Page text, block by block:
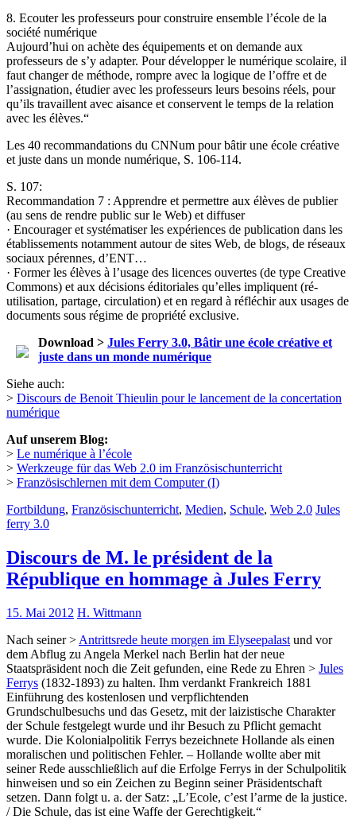
8. Ecouter les professeurs pour construire ensemble l’école de la
société numérique
Aujourd’hui on achète des équipements et on demande aux
professeurs de s’y adapter. Pour développer le numérique scolaire, il
faut changer de méthode, rompre avec la logique de l’offre et de
l’assignation, étudier avec les professeurs leurs besoins réels, pour
qu’ils travaillent avec aisance et conservent le temps de la relation
avec les élèves.“
Les 40 recommandations du CNNum pour bâtir une école créative
et juste dans un monde numérique, S. 106-114.
S. 107:
Recommandation 7 : Apprendre et permettre aux élèves de publier
(au sens de rendre public sur le Web) et diffuser
· Encourager et systématiser les expériences de publication dans les
établissements notamment autour de sites Web, de blogs, de réseaux
sociaux pérennes, d’ENT…
· Former les élèves à l’usage des licences ouvertes (de type Creative
Commons) et aux décisions éditoriales qu’elles impliquent (ré-
utilisation, partage, circulation) et en regard à réfléchir aux usages de
documents sous régime de propriété exclusive.
Download > Jules Ferry 3.0, Bâtir une école créative et
juste dans un monde numérique
Siehe auch:
> Discours de Benoit Thieulin pour le lancement de la concertation
numérique
Auf unserem Blog:
> Le numérique à l’école
> Werkzeuge für das Web 2.0 im Französischunterricht
> Französischlernen mit dem Computer (I)
Fortbildung, Französischunterricht, Medien, Schule, Web 2.0 Jules
ferry 3.0
Discours de M. le président de la
République en hommage à Jules Ferry
15. Mai 2012 H. Wittmann
Nach seiner > Antrittsrede heute morgen im Elyseepalast und vor
dem Abflug zu Angela Merkel nach Berlin hat der neue
Staatspräsident noch die Zeit gefunden, eine Rede zu Ehren > Jules
Ferrys (1832-1893) zu halten. Ihm verdankt Frankreich 1881
Einführung des kostenlosen und verpflichtenden
Grundschulbesuchs und das Gesetz, mit der laizistische Charakter
der Schule festgelegt wurde und ihr Besuch zu Pflicht gemacht
wurde. Die Kolonialpolitik Ferrys bezeichnete Hollande als einen
moralischen und politischen Fehler. – Hollande wollte aber mit
seiner Rede ausschließlich auf die Erfolge Ferrys in der Schulpolitik
hinweisen und so ein Zeichen zu Beginn seiner Präsidentschaft
setzen. Dann folgt u. a. der Satz: „L’Ecole, c’est l’arme de la justice.
/ Die Schule, das ist eine Waffe der Gerechtigkeit.“